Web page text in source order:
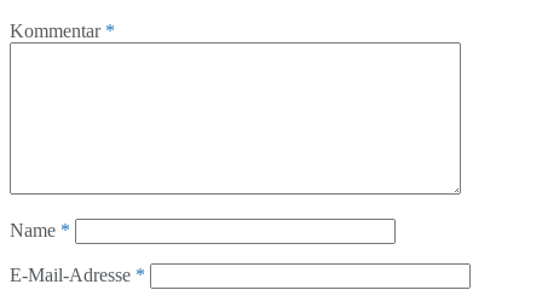
Kommentar *
Name *
E-Mail-Adresse *